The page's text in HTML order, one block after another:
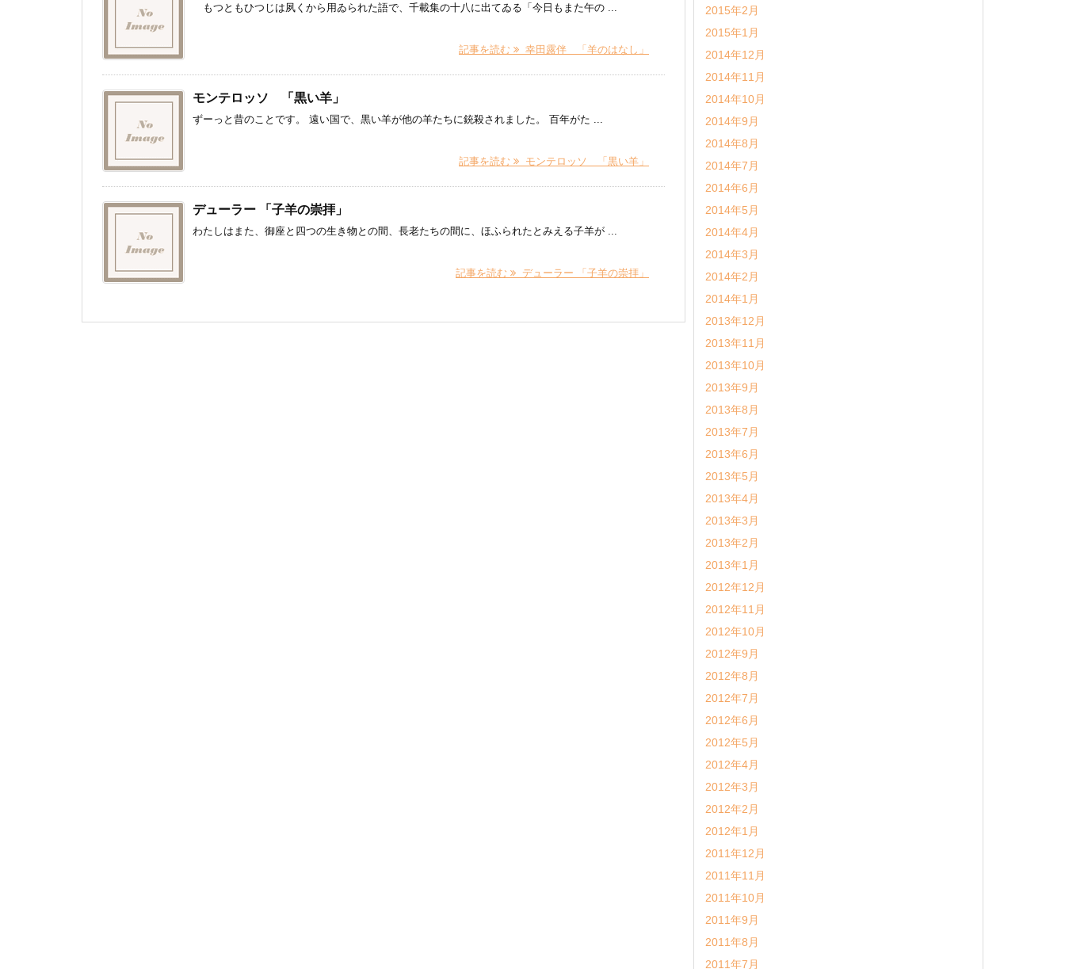
もつともひつじは夙くから用ゐられた語で、千載集の十八に出てゐる「今日もまた午の ...
記事を読む 幸田露伴 「羊のはなし」
モンテロッソ 「黒い羊」
ずーっと昔のことです。 遠い国で、黒い羊が他の羊たちに銃殺されました。 百年がた ...
記事を読む モンテロッソ 「黒い羊」
デューラー 「子羊の崇拝」
わたしはまた、御座と四つの生き物との間、長老たちの間に、ほふられたとみえる子羊が ...
記事を読む デューラー 「子羊の崇拝」
2015年2月
2015年1月
2014年12月
2014年11月
2014年10月
2014年9月
2014年8月
2014年7月
2014年6月
2014年5月
2014年4月
2014年3月
2014年2月
2014年1月
2013年12月
2013年11月
2013年10月
2013年9月
2013年8月
2013年7月
2013年6月
2013年5月
2013年4月
2013年3月
2013年2月
2013年1月
2012年12月
2012年11月
2012年10月
2012年9月
2012年8月
2012年7月
2012年6月
2012年5月
2012年4月
2012年3月
2012年2月
2012年1月
2011年12月
2011年11月
2011年10月
2011年9月
2011年8月
2011年7月